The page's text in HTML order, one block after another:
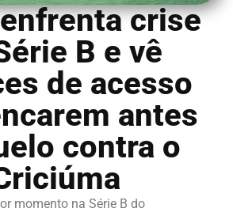
crise
B e vê
de acesso
antes
contra o
momento na Série B do